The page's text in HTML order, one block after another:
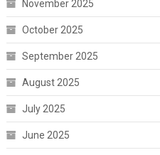
November 2025
October 2025
September 2025
August 2025
July 2025
June 2025